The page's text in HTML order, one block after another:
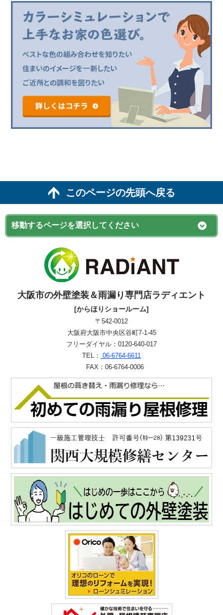
このページの先頭へ戻る
大阪市の外壁塗装＆雨漏り専門店ラディエント
[からほりショールーム]
〒542-0012
大阪府大阪市中央区谷町7-1-45
フリーダイヤル：0120-640-017
TEL： 06-6764-6611
FAX：06-6764-0006